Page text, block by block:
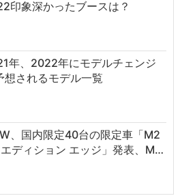
印象深かったブースは？
年、2022年にモデルチェンジ
想されるモデル一覧
、国内限定40台の限定車「M2
ディション エッジ」発表、M…